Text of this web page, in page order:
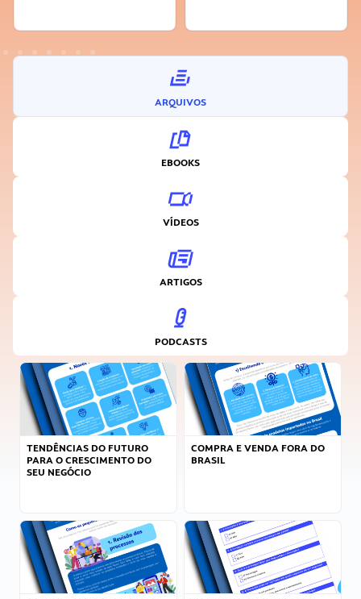
ARQUIVOS
EBOOKS
VÍDEOS
ARTIGOS
PODCASTS
TENDÊNCIAS DO FUTURO
PARA O CRESCIMENTO DO
SEU NEGÓCIO
COMPRA E VENDA FORA DO
BRASIL